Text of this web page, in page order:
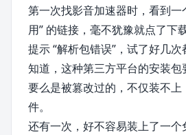
第一次找影音加速器时，看到一
用” 的链接，毫不犹豫就点了下
提示 “解析包错误”，试了好几
知道，这种第三方平台的安装包
要么是被篡改过的，不仅装不
件。
还有一次，好不容易装上了一个